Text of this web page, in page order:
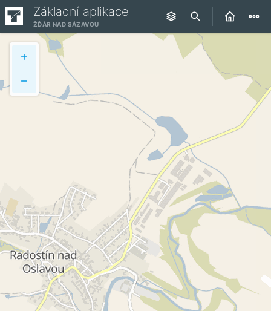
Základní aplikace
ŽĎÁR NAD SÁZAVOU